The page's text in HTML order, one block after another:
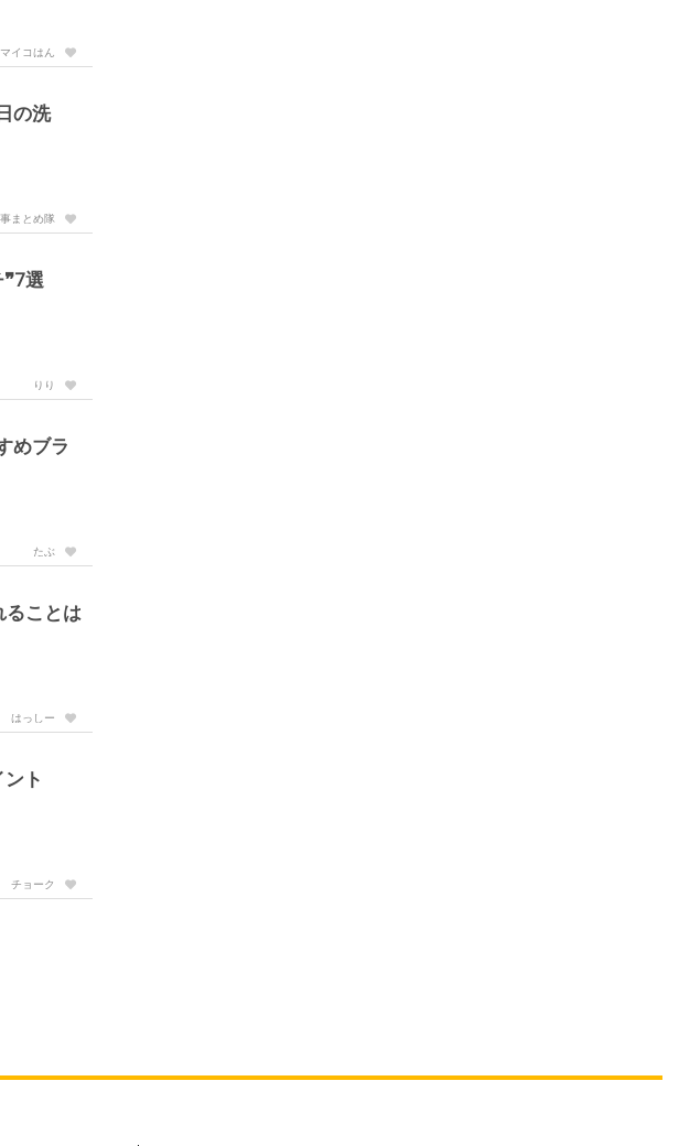
マイコはん
の洗
まとめ隊
❞7選
りり
めブラ
たぶ
ることは
はっしー
ト
チョーク